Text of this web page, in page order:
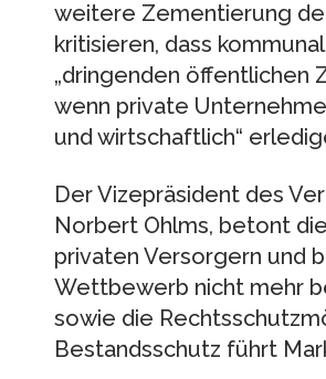
weitere Zementierung
kritisieren, dass
„dringenden öffentlichen
wenn private
und wirtschaftlich“
Der Vizepräsident des
Norbert Ohlms, betont
privaten Versorgern und
Wettbewerb nicht mehr
sowie die
Bestandsschutz führt